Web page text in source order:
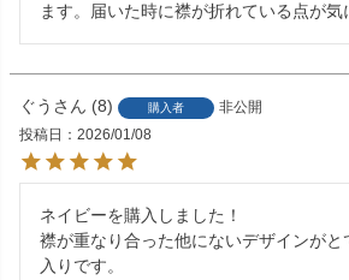
ます。届いた時に襟が折れている点が気
ぐう 8 購入者
非公開
投稿日
2026/01/08
ネイビーを購入しました！
襟が重なり合った他にないデザインがと
入りです。